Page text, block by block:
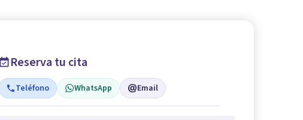
Reserva tu cita
Teléfono WhatsApp Email